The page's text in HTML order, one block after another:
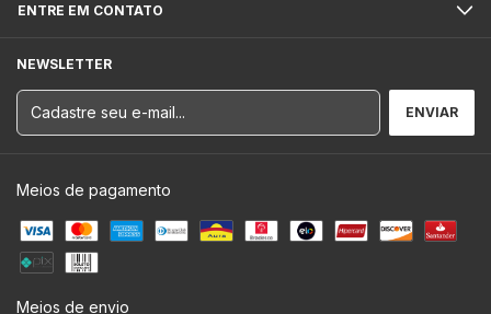
ENTRE EM CONTATO
NEWSLETTER
Meios de pagamento
Meios de envio